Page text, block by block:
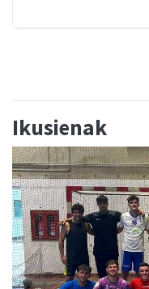
Ikusienak